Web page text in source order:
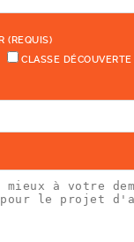
(REQUIS)
CLASSE DÉCOUVERTE